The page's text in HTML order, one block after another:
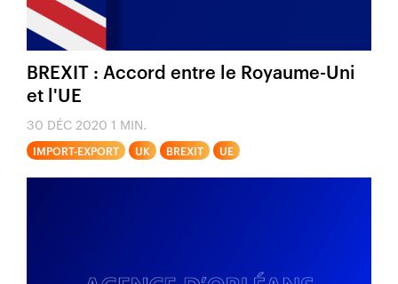
BREXIT : Accord entre le Royaume-Uni
et l'UE
30 DÉC 2020 1 MIN.
IMPORT-EXPORT UK BREXIT UE